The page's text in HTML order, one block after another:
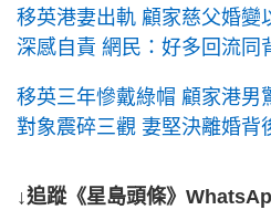
移英港妻出軌 顧家慈父婚變
深感自責 網民：好多回流同
移英三年慘戴綠帽 顧家港男
對象震碎三觀 妻堅決離婚背
↓追蹤《星島頭條》